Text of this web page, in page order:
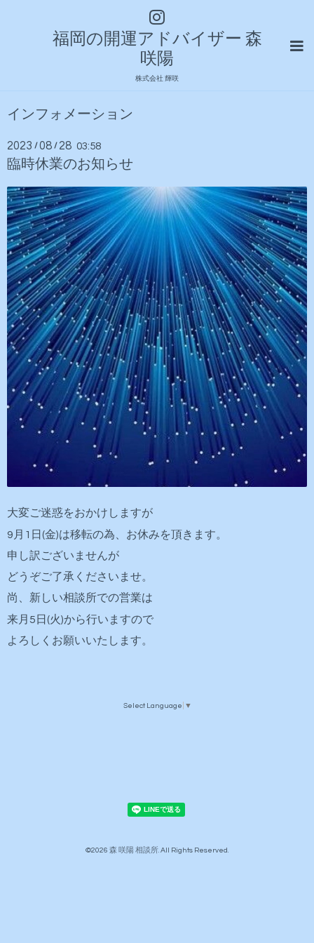
福岡の開運アドバイザー 森
咲陽
株式会社 輝咲
インフォメーション
2023 /08 / 28 03:58
臨時休業のお知らせ
大変ご迷惑をおかけしますが
9月1日(金)は移転の為、 お休みを頂きます。
申し訳ございませんが
どうぞご了承くださいませ。
尚、新しい相談所での営業は
来月5日(火)から行いますので
よろしくお願いいたします。
Select Language ▼
©2026 森 咲陽 相談所 . All Rights Reserved.